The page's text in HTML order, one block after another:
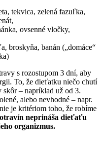
tekvica, zelená fazuľka,
ovsenné vločky,
broskyňa, banán („domáce“
s rozostupom 3 dní, aby
To, že dieťatku niečo chutí
– napríklad už od 3.
alebo nevhodné – napr.
je kritériom toho, že robíme
neprináša dieťaťu
organizmus.